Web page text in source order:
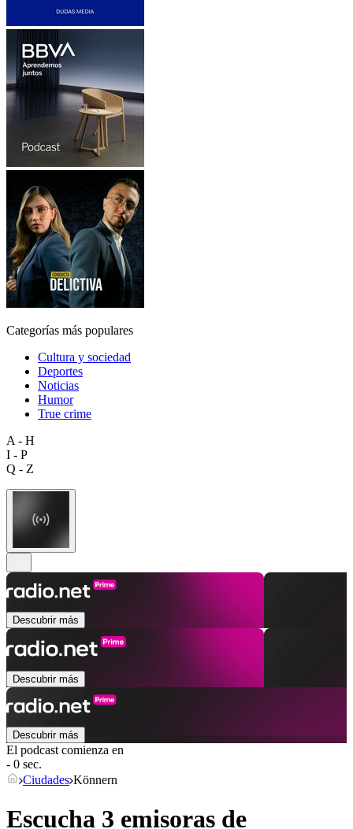
Categorías más populares
Cultura y sociedad
Deportes
Noticias
Humor
True crime
A - H
I - P
Q - Z
Descubrir más
Descubrir más
Descubrir más
El podcast comienza en
- 0 sec.
Ciudades Könnern
Escucha 3 emisoras de